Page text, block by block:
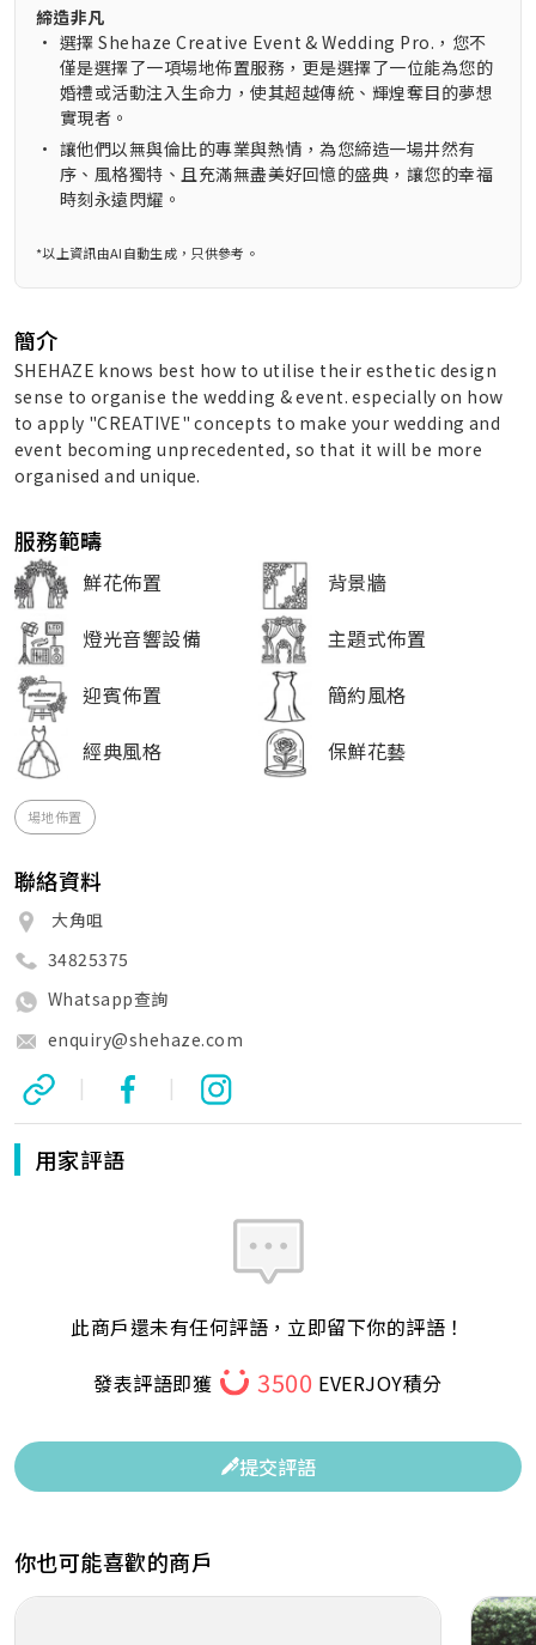
締造非凡
• 選擇 Shehaze Creative Event & Wedding Pro.，您不
僅是選擇了一項場地佈置服務，更是選擇了一位能為您的
婚禮或活動注入生命力，使其超越傳統、輝煌奪目的夢想
實現者。
• 讓他們以無與倫比的專業與熱情，為您締造一場井然有
序、風格獨特、且充滿無盡美好回憶的盛典，讓您的幸福
時刻永遠閃耀。
*以上資訊由AI自動生成，只供參考。
簡介
SHEHAZE knows best how to utilise their esthetic design
sense to organise the wedding & event. especially on how
to apply "CREATIVE" concepts to make your wedding and
event becoming unprecedented, so that it will be more
organised and unique.
服務範疇
鮮花佈置
背景牆
燈光音響設備
主題式佈置
迎賓佈置
簡約風格
經典風格
保鮮花藝
場地佈置
聯絡資料
大角咀
34825375
Whatsapp查詢
enquiry@shehaze.com
| |
用家評語
此商戶還未有任何評語，立即留下你的評語！
發表評語即獲
3500 EVERJOY積分
提交評語
你也可能喜歡的商戶